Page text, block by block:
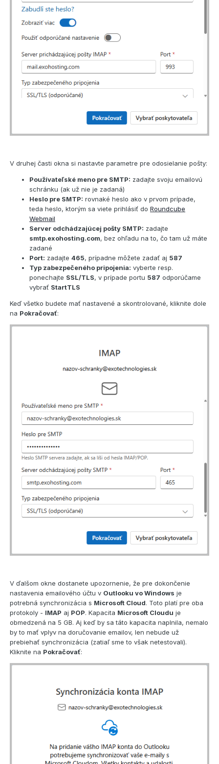
V druhej časti okna si nastavte parametre pre odosielanie pošty:
Používateľské meno pre SMTP: zadajte svoju emailovú
schránku (ak už nie je zadaná)
Heslo pre SMTP: rovnaké heslo ako v prvom prípade,
teda heslo, ktorým sa viete prihlásiť do Roundcube
Webmail
Server odchádzajúcej pošty SMTP: zadajte
smtp.exohosting.com, bez ohľadu na to, čo tam už máte
zadané
Port: zadajte 465, prípadne môžete zadať aj 587
Typ zabezpečeného pripojenia: vyberte resp.
ponechajte SSL/TLS, v prípade portu 587 odporúčame
vybrať StartTLS
Keď všetko budete mať nastavené a skontrolované, kliknite dole
na Pokračovať:
V ďalšom okne dostanete upozornenie, že pre dokončenie
nastavenia emailového účtu v Outlooku vo Windows je
potrebná synchronizácia s Microsoft Cloud. Toto platí pre oba
protokoly - IMAP aj POP. Kapacita Microsoft Cloudu je
obmedzená na 5 GB. Aj keď by sa táto kapacita naplnila, nemalo
by to mať vplyv na doručovanie emailov, len nebude už
prebiehať synchronizácia (zatiaľ sme to však netestovali).
Kliknite na Pokračovať: